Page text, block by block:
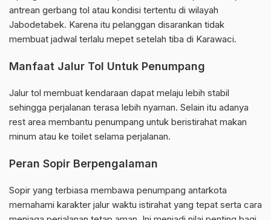
antrean gerbang tol atau kondisi tertentu di wilayah
Jabodetabek. Karena itu pelanggan disarankan tidak
membuat jadwal terlalu mepet setelah tiba di Karawaci.
Manfaat Jalur Tol Untuk Penumpang
Jalur tol membuat kendaraan dapat melaju lebih stabil
sehingga perjalanan terasa lebih nyaman. Selain itu adanya
rest area membantu penumpang untuk beristirahat makan
minum atau ke toilet selama perjalanan.
Peran Sopir Berpengalaman
Sopir yang terbiasa membawa penumpang antarkota
memahami karakter jalur waktu istirahat yang tepat serta cara